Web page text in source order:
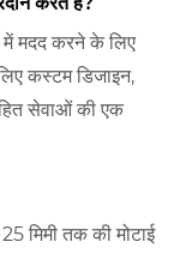
में मदद करने के लिए
कस्टम डिजाइन,
सेवाओं की एक
मिमी तक की मोटाई